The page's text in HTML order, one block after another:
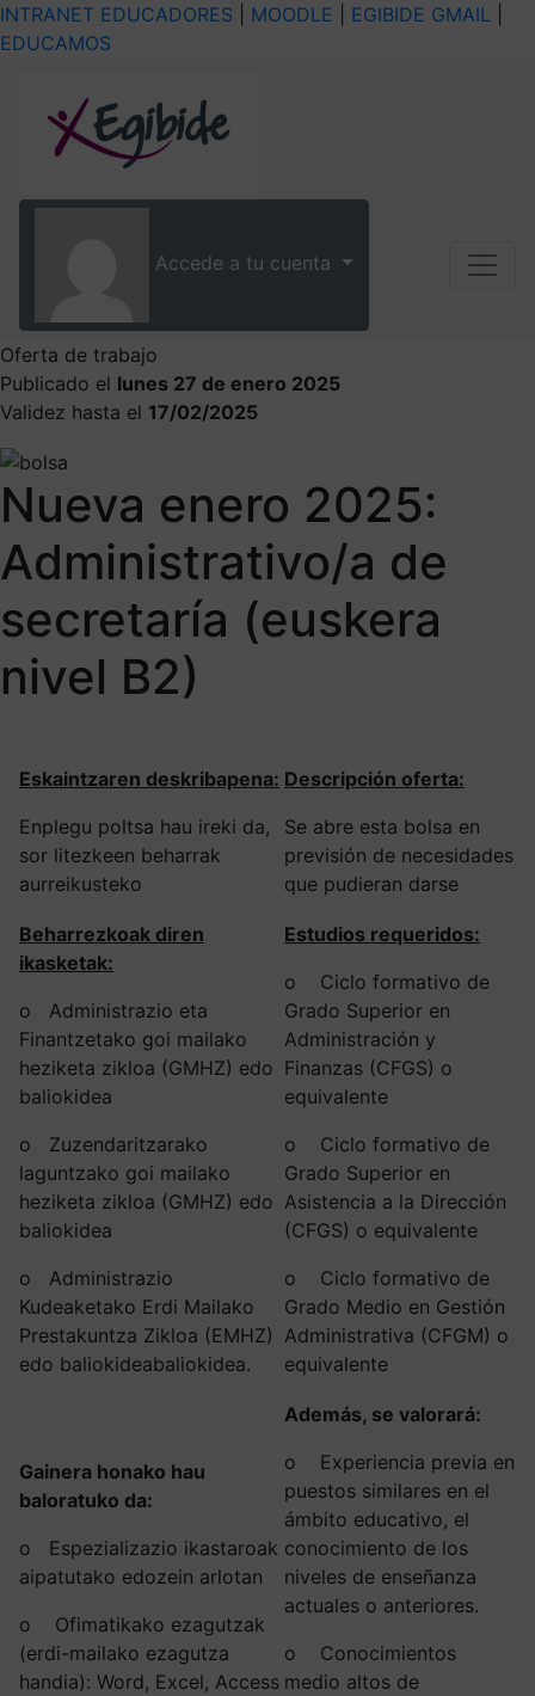
INTRANET EDUCADORES MOODLE EGIBIDE GMAIL
EDUCAMOS
Accede a tu cuenta
Oferta de trabajo
Publicado el lunes 27 de enero 2025
Validez hasta el 17/02/2025
Nueva enero 2025:
Administrativo/a de
secretaría (euskera
nivel B2)
Eskaintzaren deskribapena:
Enplegu poltsa hau ireki da,
sor litezkeen beharrak
aurreikusteko
Descripción oferta:
Se abre esta bolsa en
previsión de necesidades
que pudieran darse
Beharrezkoak diren
ikasketak:
o Administrazio eta
Finantzetako goi mailako
heziketa zikloa (GMHZ) edo
baliokidea
o Zuzendaritzarako
laguntzako goi mailako
heziketa zikloa (GMHZ) edo
baliokidea
o Administrazio
Kudeaketako Erdi Mailako
Prestakuntza Zikloa (EMHZ)
edo baliokideabaliokidea.
Estudios requeridos:
o Ciclo formativo de
Grado Superior en
Administración y
Finanzas (CFGS) o
equivalente
o Ciclo formativo de
Grado Superior en
Asistencia a la Dirección
(CFGS) o equivalente
o Ciclo formativo de
Grado Medio en Gestión
Administrativa (CFGM) o
equivalente
Gainera honako hau
baloratuko da:
o Espezializazio ikastaroak
aipatutako edozein arlotan
o Ofimatikako ezagutzak
(erdi-mailako ezagutza
handia): Word, Excel, Access
Además, se valorará:
o Experiencia previa en
puestos similares en el
ámbito educativo, el
conocimiento de los
niveles de enseñanza
actuales o anteriores.
o Conocimientos
medio altos de